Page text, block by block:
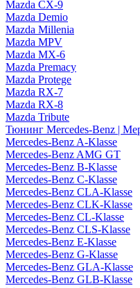
Mazda CX-9
Mazda Demio
Mazda Millenia
Mazda MPV
Mazda MX-6
Mazda Premacy
Mazda Protege
Mazda RX-7
Mazda RX-8
Mazda Tribute
Тюнинг Mercedes-Benz |
Mercedes-Benz A-Klasse
Mercedes-Benz AMG GT
Mercedes-Benz B-Klasse
Mercedes-Benz C-Klasse
Mercedes-Benz CLA-Klasse
Mercedes-Benz CLK-Klasse
Mercedes-Benz CL-Klasse
Mercedes-Benz CLS-Klasse
Mercedes-Benz E-Klasse
Mercedes-Benz G-Klasse
Mercedes-Benz GLA-Klasse
Mercedes-Benz GLB-Klasse